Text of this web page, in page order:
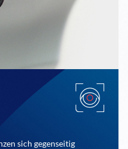
sich gegenseitig